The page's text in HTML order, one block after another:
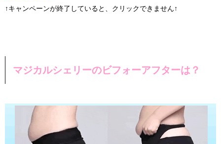
↑キャンペーンが終了していると、クリックできません↑
マジカルシェリーのビフォーアフターは？